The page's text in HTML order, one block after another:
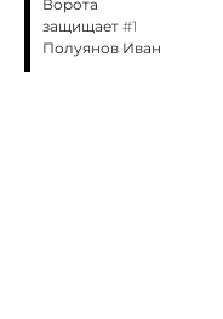
Ворота
защищает #1
Полуянов Иван